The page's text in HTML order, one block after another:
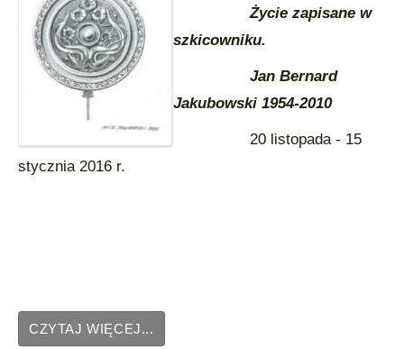
Życie zapisane w
szkicowniku.
Jan Bernard
Jakubowski 1954-2010
20 listopada - 15
stycznia 2016 r.
CZYTAJ WIĘCEJ...